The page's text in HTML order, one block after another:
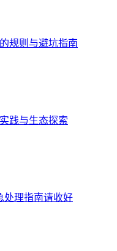
规则与避坑指南
践与生态探索
处理指南请收好